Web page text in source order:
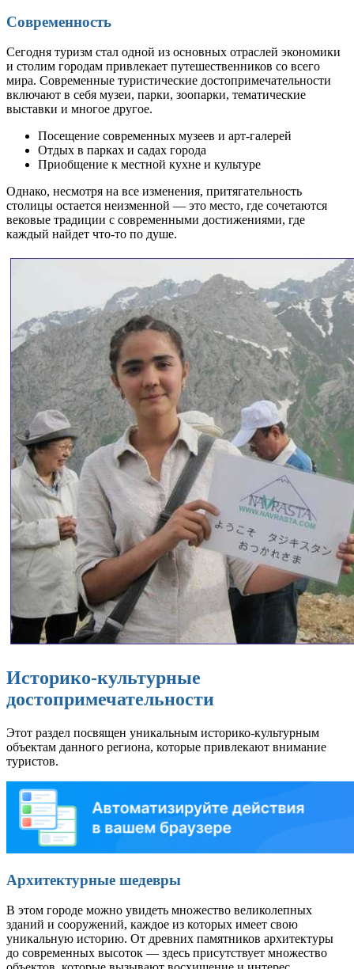
Современность
Сегодня туризм стал одной из основных отраслей экономики
и столим городам привлекает путешественников со всего
мира. Современные туристические достопримечательности
включают в себя музеи, парки, зоопарки, тематические
выставки и многое другое.
Посещение современных музеев и арт-галерей
Отдых в парках и садах города
Приобщение к местной кухне и культуре
Однако, несмотря на все изменения, притягательность
столицы остается неизменной — это место, где сочетаются
вековые традиции с современными достижениями, где
каждый найдет что-то по душе.
Историко-культурные
достопримечательности
Этот раздел посвящен уникальным историко-культурным
объектам данного региона, которые привлекают внимание
туристов.
Архитектурные шедевры
В этом городе можно увидеть множество великолепных
зданий и сооружений, каждое из которых имеет свою
уникальную историю. От древних памятников архитектуры
до современных высоток — здесь присутствует множество